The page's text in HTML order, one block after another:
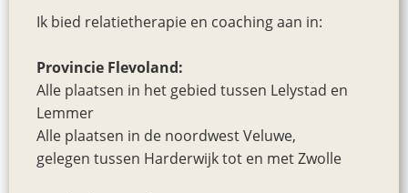
Ik bied relatietherapie en coaching aan in:
Provincie Flevoland:
Alle plaatsen in het gebied tussen Lelystad en
Lemmer
Alle plaatsen in de noordwest Veluwe,
gelegen tussen Harderwijk tot en met Zwolle